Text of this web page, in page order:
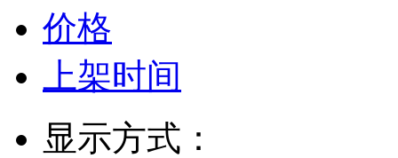
价格
上架时间
显示方式：